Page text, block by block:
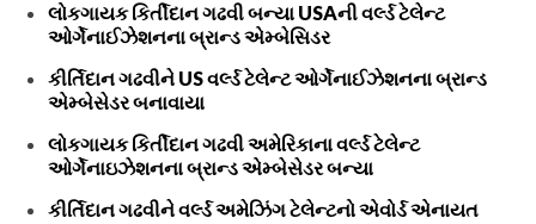
લોકગાયક કિર્તીદાન ગઢવી બન્યા USAની વર્લ્ડ ટેલેન્ટ
ઓર્ગેનાઈઝેશનના બ્રાન્ડ એમ્બેસિડર
કીર્તિદાન ગઢવીને US વર્લ્ડ ટેલેન્ટ ઓર્ગેનાઈઝેશનના બ્રાન્ડ
એમ્બેસેડર બનાવાયા
લોકગાયક કિર્તીદાન ગઢવી અમેરિકાના વર્લ્ડ ટેલેન્ટ
ઓર્ગેનાઇઝેશનના બ્રાન્ડ એમ્બેસેડર બન્યા
કીર્તિદાન ગઢવીને વર્લ્ડ અમેઝિંગ ટેલેન્ટનો એવોર્ડ એનાયત